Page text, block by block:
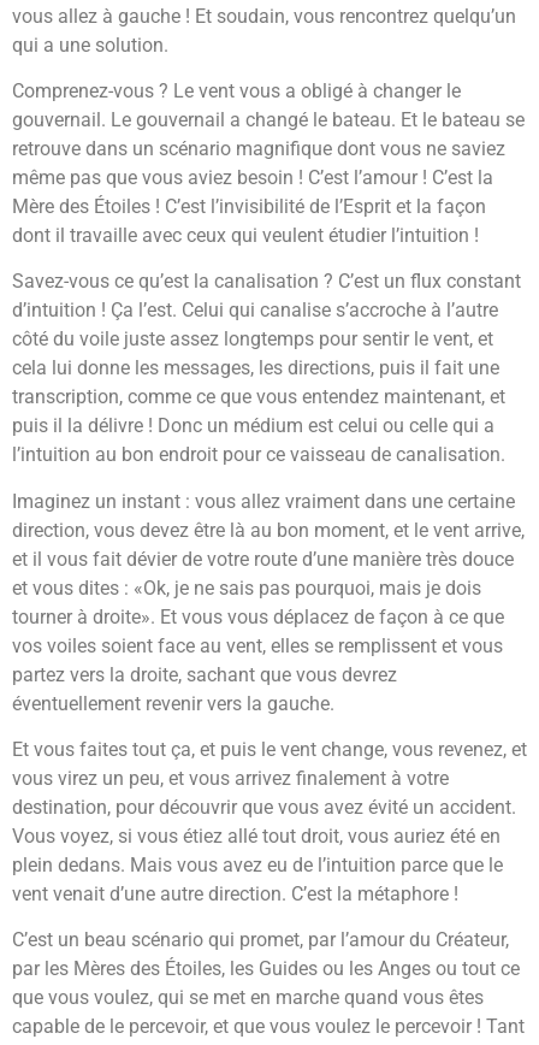
vous allez à gauche ! Et soudain, vous rencontrez quelqu’un
qui a une solution.
Comprenez-vous ? Le vent vous a obligé à changer le
gouvernail. Le gouvernail a changé le bateau. Et le bateau se
retrouve dans un scénario magnifique dont vous ne saviez
même pas que vous aviez besoin ! C’est l’amour ! C’est la
Mère des Étoiles ! C’est l’invisibilité de l’Esprit et la façon
dont il travaille avec ceux qui veulent étudier l’intuition !
Savez-vous ce qu’est la canalisation ? C’est un flux constant
d’intuition ! Ça l’est. Celui qui canalise s’accroche à l’autre
côté du voile juste assez longtemps pour sentir le vent, et
cela lui donne les messages, les directions, puis il fait une
transcription, comme ce que vous entendez maintenant, et
puis il la délivre ! Donc un médium est celui ou celle qui a
l’intuition au bon endroit pour ce vaisseau de canalisation.
Imaginez un instant : vous allez vraiment dans une certaine
direction, vous devez être là au bon moment, et le vent arrive,
et il vous fait dévier de votre route d’une manière très douce
et vous dites : «Ok, je ne sais pas pourquoi, mais je dois
tourner à droite». Et vous vous déplacez de façon à ce que
vos voiles soient face au vent, elles se remplissent et vous
partez vers la droite, sachant que vous devrez
éventuellement revenir vers la gauche.
Et vous faites tout ça, et puis le vent change, vous revenez, et
vous virez un peu, et vous arrivez finalement à votre
destination, pour découvrir que vous avez évité un accident.
Vous voyez, si vous étiez allé tout droit, vous auriez été en
plein dedans. Mais vous avez eu de l’intuition parce que le
vent venait d’une autre direction. C’est la métaphore !
C’est un beau scénario qui promet, par l’amour du Créateur,
par les Mères des Étoiles, les Guides ou les Anges ou tout ce
que vous voulez, qui se met en marche quand vous êtes
capable de le percevoir, et que vous voulez le percevoir ! Tant